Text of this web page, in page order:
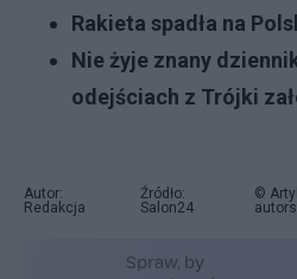
Rakieta spadła na
Nie żyje znany
odejściach z Trójki
Autor:
Redakcja
Źródło:
Salon24
©